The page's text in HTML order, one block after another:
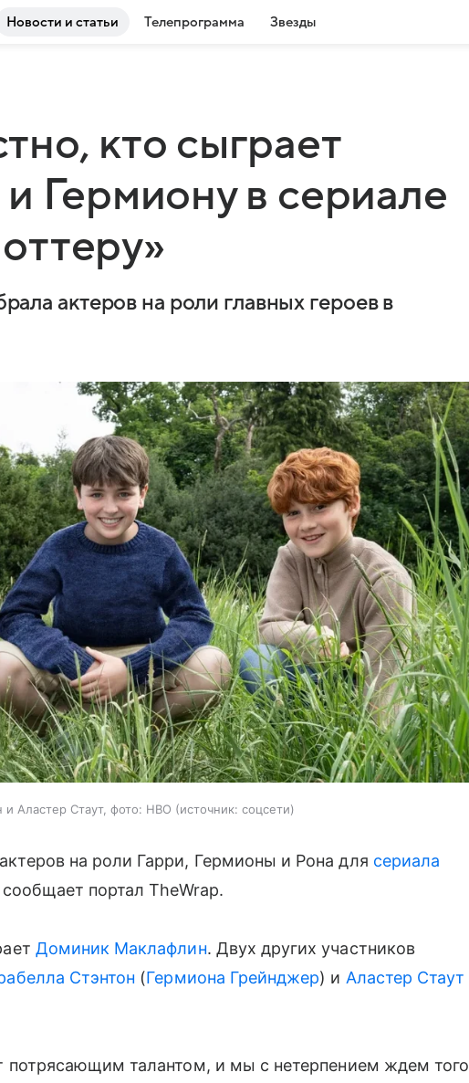
Новости и статьи Телепрограмма Звезды
кто сыграет
Гермиону в сериале
актеров на роли главных героев в
Аластер Стаут, фото: HBO источник: соцсети
на роли Гарри, Гермионы и Рона для сериала
портал TheWrap.
Доминик Маклафлин. Двух других участников
Стэнтон (Гермиона Грейнджер) и Аластер Стаут
потрясающим талантом, и мы с нетерпением ждем того